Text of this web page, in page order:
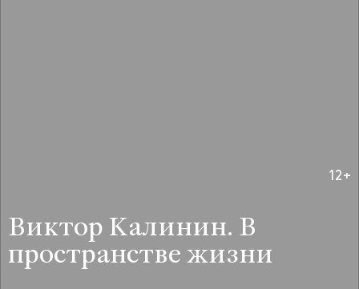
12+
Виктор Калинин. В
пространстве жизни